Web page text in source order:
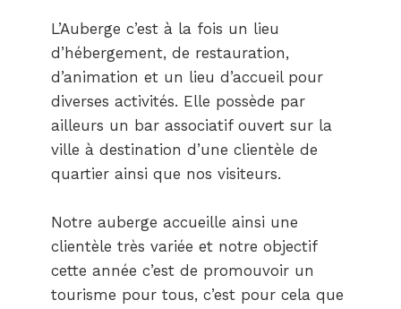
L’Auberge c’est à la fois un lieu
d’hébergement, de restauration,
d’animation et un lieu d’accueil pour
diverses activités. Elle possède par
ailleurs un bar associatif ouvert sur la
ville à destination d’une clientèle de
quartier ainsi que nos visiteurs.
Notre auberge accueille ainsi une
clientèle très variée et notre objectif
cette année c’est de promouvoir un
tourisme pour tous, c’est pour cela que